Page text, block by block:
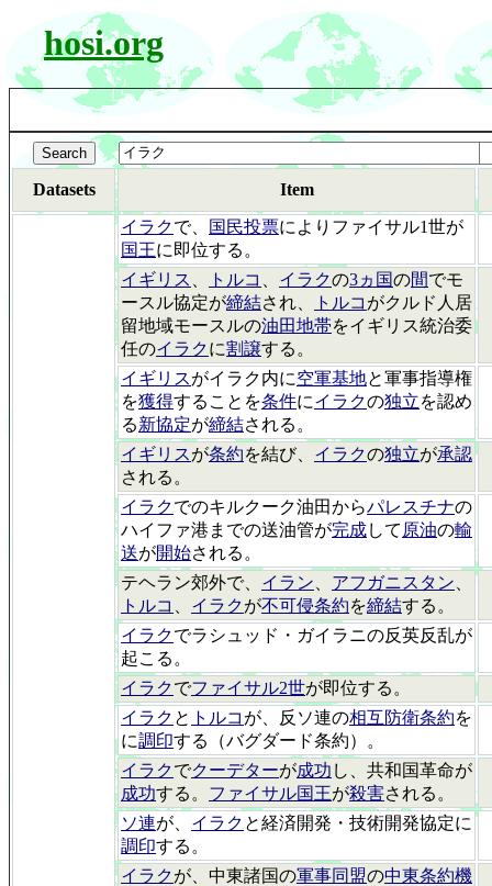
hosi.org
Datasets Item
イラクで、 国民投票によりファイサル1世が
国王に即位する。
イギリス
トルコ イラクの3ヵ国の間でモ
ースル協定が締結され、 トルコ がクルド人居
留地域モースルの油田地帯をイギリス統治委
任のイラクに割譲する。
イギリスがイラク内に空軍基地と軍事指導権
を獲得することを条件にイラクの独立を認め
る新協定が締結される。
イギリスが条約を結び、 イラクの独立が承認
される。
イラクでのキルクーク油田からパレスチナの
ハイファ港までの送油管が完成して 原油の輸
送が開始される。
テヘラン郊外で、 イラン アフガニスタン
トルコ
イラクが不可侵条約を締結する。
イラクでラシュッド・ガイラニの反英反乱が
起こる。
イラクでファイサル2世が即位する。
イラク と トルコ が、反ソ連の相互防衛条約を
に調印する（バグダード条約）。
イラクでクーデターが成功 し、共和国革命が
成功する。 ファイサル国王が殺害される。
ソ連が、 イラク と経済開発・技術開発協定に
調印する。
イラクが、中東諸国の軍事同盟の中東条約機